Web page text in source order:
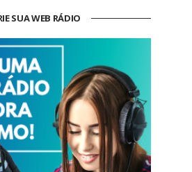
SUA WEB RÁDIO